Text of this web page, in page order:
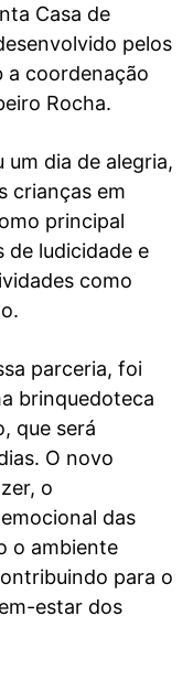
Casa de
pelos
a coordenação
Rocha.
dia de alegria,
crianças em
principal
ludicidade e
como
parceria, foi
brinquedoteca
que será
O novo
o
das
o ambiente
para o
estar dos